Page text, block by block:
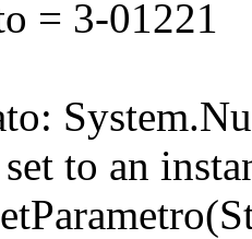
= 3-01221
to an